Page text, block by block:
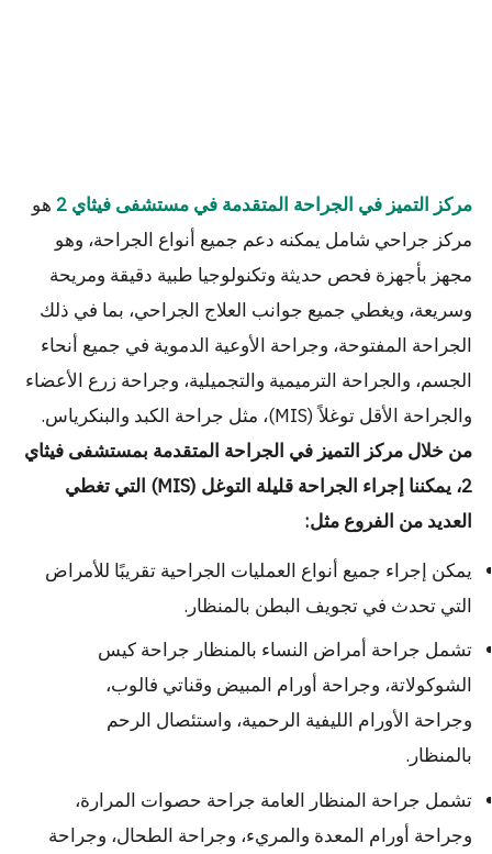
مركز التميز في الجراحة المتقدمة في مستشفى فيثاي 2
هو
مركز جراحي شامل يمكنه دعم جميع أنواع الجراحة، وهو
مجهز بأجهزة فحص حديثة وتكنولوجيا طبية دقيقة ومريحة
وسريعة، ويغطي جميع جوانب العلاج الجراحي، بما في ذلك
الجراحة المفتوحة، وجراحة الأوعية الدموية في جميع أنحاء
الجسم، والجراحة الترميمية والتجميلية، وجراحة زرع الأعضاء
والجراحة الأقل توغلاً (MIS)، مثل جراحة الكبد والبنكرياس.
من خلال مركز التميز في الجراحة المتقدمة بمستشفى فيثاي
2، يمكننا إجراء الجراحة قليلة التوغل (MIS) التي تغطي
العديد من الفروع مثل:
يمكن إجراء جميع أنواع العمليات الجراحية تقريبًا للأمراض
التي تحدث في تجويف البطن بالمنظار.
تشمل جراحة أمراض النساء بالمنظار جراحة كيس
الشوكولاتة، وجراحة أورام المبيض وقناتي فالوب،
وجراحة الأورام الليفية الرحمية، واستئصال الرحم
بالمنظار.
تشمل جراحة المنظار العامة جراحة حصوات المرارة،
وجراحة أورام المعدة والمريء، وجراحة الطحال، وجراحة